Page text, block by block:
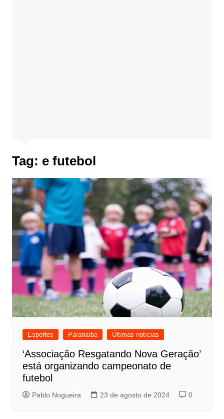
Tag: e futebol
Esportes Paranaíba Últimas notícias
‘Associação Resgatando Nova Geração’
está organizando campeonato de
futebol
Pablo Nogueira 23 de agosto de 2024 0